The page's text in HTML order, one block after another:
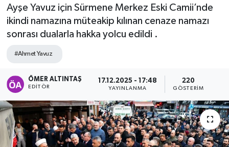
Ayşe Yavuz için Sürmene Merkez Eski Camii’nde
ikindi namazına müteakip kılınan cenaze namazı
sonrası dualarla hakka yolcu edildi .
#Ahmet Yavuz
ÖMER ALTINTAŞ
EDITÖR
17.12.2025 - 17:48
YAYINLANMA
220
GÖSTERIM